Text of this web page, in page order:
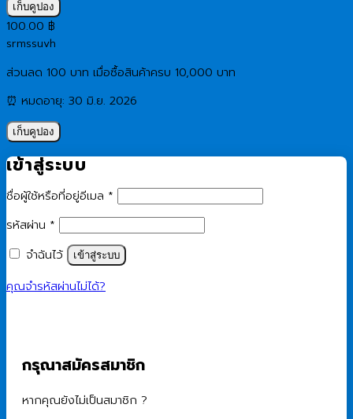
เก็บคูปอง
100.00 ฿
srmssuvh
ส่วนลด 100 บาท เมื่อซื้อสินค้าครบ 10,000 บาท
⏰ หมดอายุ: 30 มิ.ย. 2026
เก็บคูปอง
เข้าสู่ระบบ
ชื่อผู้ใช้หรือที่อยู่อีเมล *
รหัสผ่าน *
จำฉันไว้
เข้าสู่ระบบ
คุณจำรหัสผ่านไม่ได้?
กรุณาสมัครสมาชิก
หากคุณยังไม่เป็นสมาชิก ?